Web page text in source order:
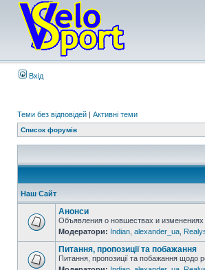
Вхід
Теми без відповідей | Активні теми
Список форумів
Наш Сайт
Анонси
Объявления о новшествах и изменениях
Модератори: Indian alexander_ua
Питання, пропозиції та побажання
Питання, пропозиції та побажання щодо